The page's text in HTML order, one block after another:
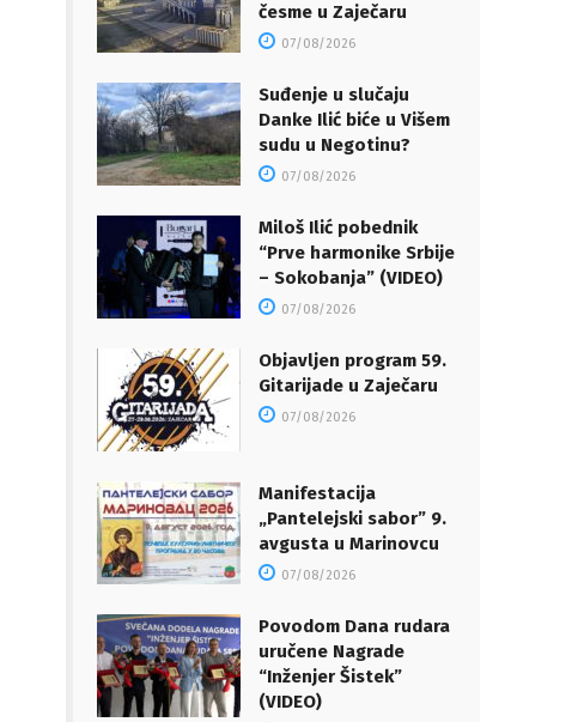
česme u Zaječaru
07/08/2026
Suđenje u slučaju
Danke Ilić biće u Višem
sudu u Negotinu?
07/08/2026
Miloš Ilić pobednik
“Prve harmonike Srbije
– Sokobanja” (VIDEO)
07/08/2026
Objavljen program 59.
Gitarijade u Zaječaru
07/08/2026
Manifestacija
„Pantelejski sabor” 9.
avgusta u Marinovcu
07/08/2026
Povodom Dana rudara
uručene Nagrade
“Inženjer Šistek”
(VIDEO)